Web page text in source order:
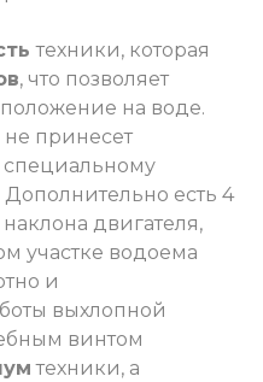
техники, которая
, что позволяет
на воде.
принесет
специальному
есть 4
двигателя,
участке водоема
и
выхлопной
винтом
техники, а